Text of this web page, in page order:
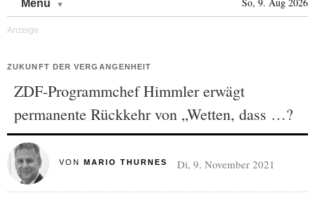
Menü
ZUKUNFT DER VERGANGENHEIT
ZDF-Programmchef Himmler erwägt
permanente Rückkehr von „Wetten, dass …?
VON MARIO THURNES Di, 9. November 2021